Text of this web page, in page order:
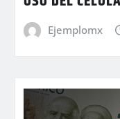
Ejemplomx